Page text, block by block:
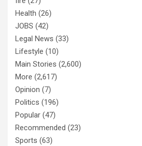
Health (26)
JOBS (42)
Legal News (33)
Lifestyle (10)
Main Stories (2,600)
More (2,617)
Opinion (7)
Politics (196)
Popular (47)
Recommended (23)
Sports (63)